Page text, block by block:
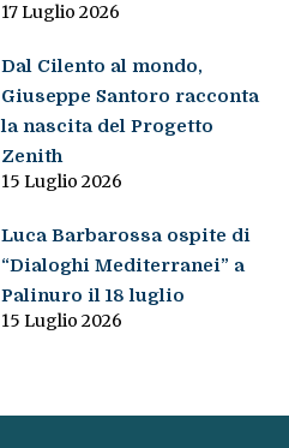
17 Luglio 2026
Dal Cilento al mondo,
Giuseppe Santoro racconta
la nascita del Progetto
Zenith
15 Luglio 2026
Luca Barbarossa ospite di
“Dialoghi Mediterranei” a
Palinuro il 18 luglio
15 Luglio 2026